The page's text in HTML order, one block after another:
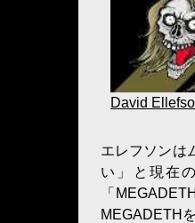
David
エレフソンは
い」と現在
「
MEGADETH